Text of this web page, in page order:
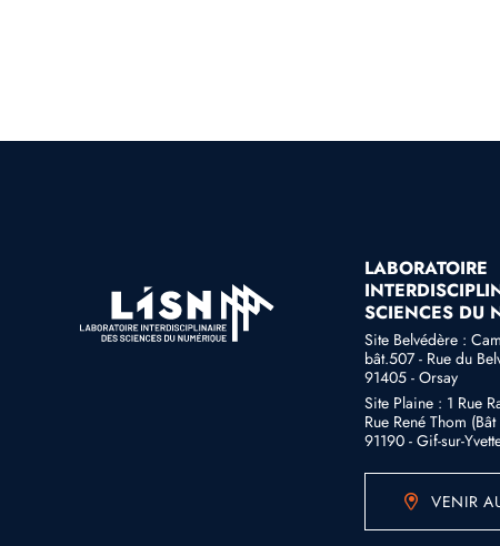
LABORATOIRE
SCIENCES DU
Site Belvédère :
bât.507 - Rue du
91405 - Orsay
Site Plaine : 1 Rue
Rue René Thom
91190 - Gif-sur-
VENIR